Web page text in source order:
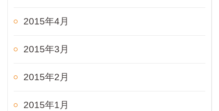
2015年4月
2015年3月
2015年2月
2015年1月